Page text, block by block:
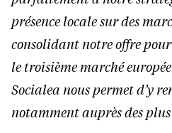
présence locale sur des
consolidant notre offre
le troisième marché
Socialea nous permet d’y
notamment auprès des